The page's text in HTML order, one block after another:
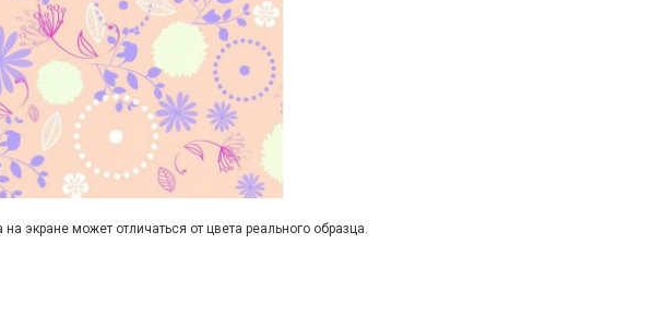
экране может отличаться от цвета реального образца.